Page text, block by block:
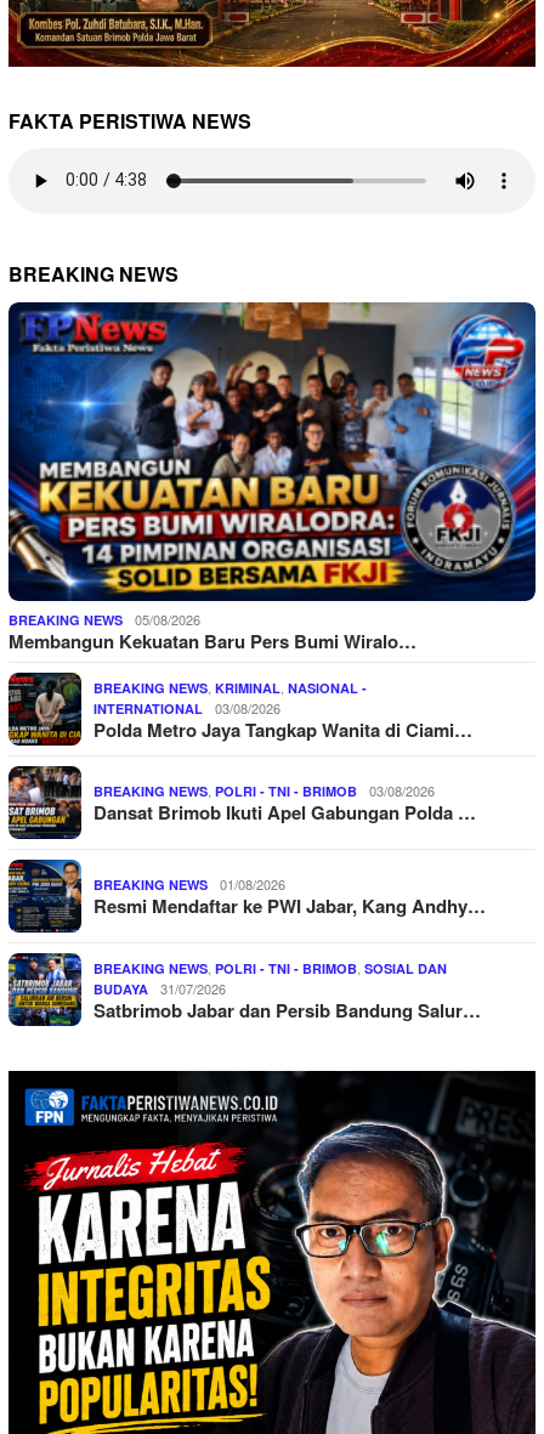
FAKTA PERISTIWA NEWS
BREAKING NEWS
BREAKING NEWS 05/08/2026
Membangun Kekuatan Baru Pers Bumi Wiralo…
BREAKING NEWS KRIMINAL NASIONAL -
INTERNATIONAL
03/08/2026
Polda Metro Jaya Tangkap Wanita di Ciami…
BREAKING NEWS POLRI - TNI - BRIMOB 03/08/2026
Dansat Brimob Ikuti Apel Gabungan Polda …
BREAKING NEWS 01/08/2026
Resmi Mendaftar ke PWI Jabar, Kang Andhy…
BREAKING NEWS POLRI - TNI - BRIMOB SOSIAL DAN
BUDAYA
31/07/2026
Satbrimob Jabar dan Persib Bandung Salur…